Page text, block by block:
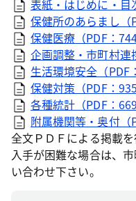
表紙・はじめに・目
保健所のあらまし（
保健医療（PDF：
企画調整・市町村連
生活環境安全（PDF
保健対策（PDF：
各種統計（PDF：
附属機関等・奥付（
全文ＰＤＦによる掲載を
入手が困難な場合は、
い合わせ下さい。